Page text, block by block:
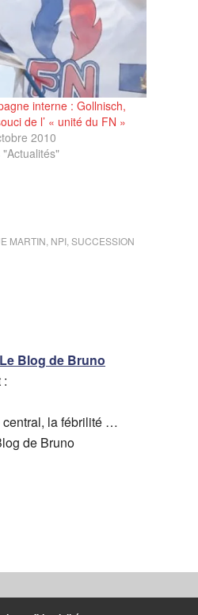
interne : Gollnisch,
de l’ « unité du FN »
2010
"Actualités"
MARTIN NPI SUCCESSION
Blog de Bruno
:
la fébrilité …
de Bruno